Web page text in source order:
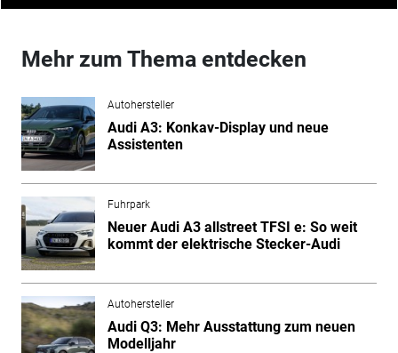
Mehr zum Thema entdecken
Autohersteller
Audi A3: Konkav-Display und neue
Assistenten
Fuhrpark
Neuer Audi A3 allstreet TFSI e: So weit
kommt der elektrische Stecker-Audi
Autohersteller
Audi Q3: Mehr Ausstattung zum neuen
Modelljahr